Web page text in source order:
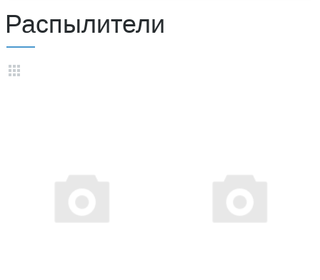
Распылители